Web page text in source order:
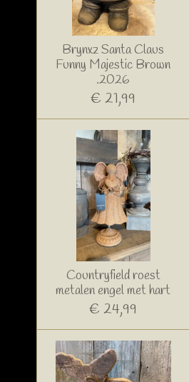
Brynxz Santa Claus
Funny Majestic Brown
.2026
€ 21,99
Countryfield roest
metalen engel met hart
€ 24,99